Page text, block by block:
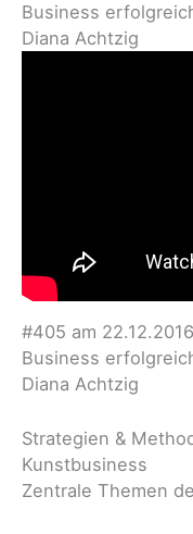
Business
Diana Achtzig
#405 am
Business
Diana Achtzig
Strategien &
Kunstbusiness
Zentrale Themen